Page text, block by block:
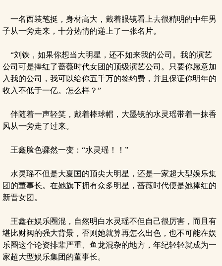
一名西装笔挺，身材高大，戴着眼镜看上去很精明的中年男
子从一旁走来，十分热情的递上了一张名片。
“刘铁，如果你想当大明星，还不如来我的公司。我的演艺
公司可是捧红了蔷薇时代女团的顶级演艺公司。只要你愿意加
入我的公司，我可以给你五千万的签约费，并且保证你明年的
收入不低于一亿。怎么样？”
伴随着一声轻笑，戴着棒球帽，大墨镜的水灵瑶带着一抹香
风从一旁走了过来。
王鑫脸色骤然一变：“水灵瑶！！”
水灵瑶不但是大夏国的顶尖大明星，还是一家超大型娱乐集
团的董事长。在她旗下拥有众多明星，蔷薇时代便是她捧红的
新晋女团。
王鑫在娱乐圈混，自然明白水灵瑶不但自己很厉害，而且有
堪比财阀的强大背景，否则她就算再怎么出色，也不可能在娱
乐圈这个论资排辈严重、鱼龙混杂的地方，年纪轻轻就成为一
家超大型娱乐集团的董事长。